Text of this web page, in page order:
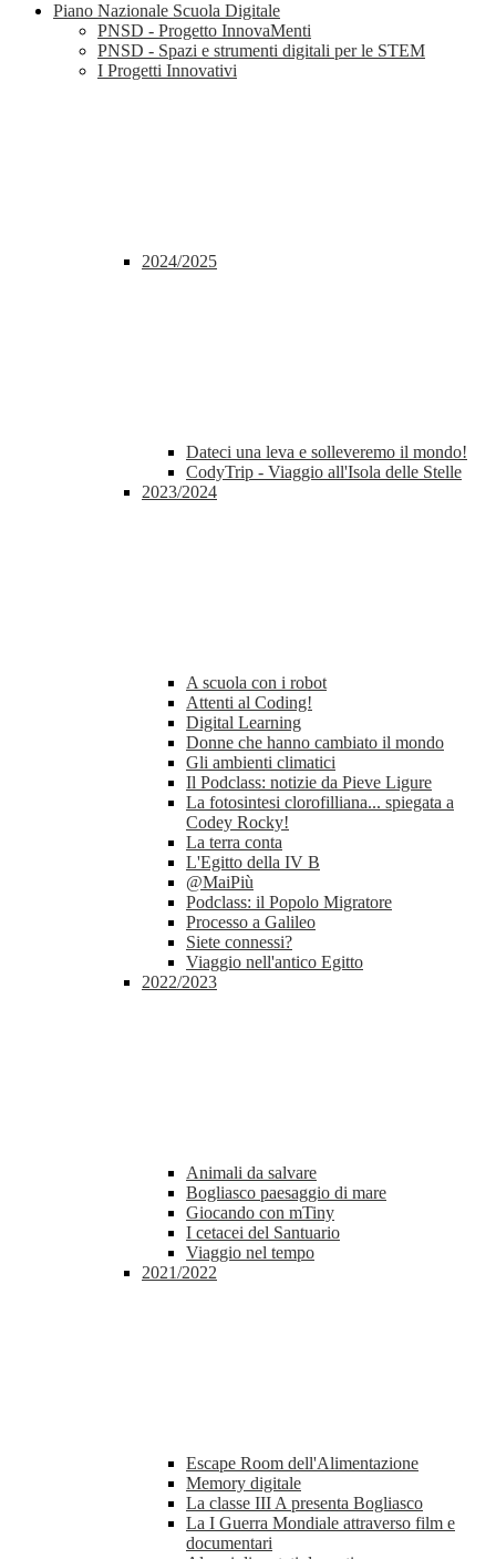
Piano Nazionale Scuola Digitale
PNSD - Progetto InnovaMenti
PNSD - Spazi e strumenti digitali per le STEM
I Progetti Innovativi
2024/2025
Dateci una leva e solleveremo il mondo!
CodyTrip - Viaggio all'Isola delle Stelle
2023/2024
A scuola con i robot
Attenti al Coding!
Digital Learning
Donne che hanno cambiato il mondo
Gli ambienti climatici
Il Podclass: notizie da Pieve Ligure
La fotosintesi clorofilliana... spiegata a
Codey Rocky!
La terra conta
L'Egitto della IV B
@MaiPiù
Podclass: il Popolo Migratore
Processo a Galileo
Siete connessi?
Viaggio nell'antico Egitto
2022/2023
Animali da salvare
Bogliasco paesaggio di mare
Giocando con mTiny
I cetacei del Santuario
Viaggio nel tempo
2021/2022
Escape Room dell'Alimentazione
Memory digitale
La classe III A presenta Bogliasco
La I Guerra Mondiale attraverso film e
documentari